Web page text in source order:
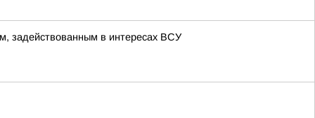
задействованным в интересах ВСУ